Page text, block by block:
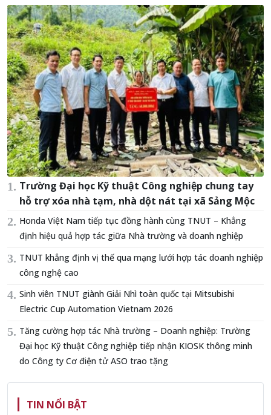
Trường Đại học Kỹ thuật Công nghiệp chung tay
hỗ trợ xóa nhà tạm, nhà dột nát tại xã Sảng Mộc
Honda Việt Nam tiếp tục đồng hành cùng TNUT – Khẳng
định hiệu quả hợp tác giữa Nhà trường và doanh nghiệp
TNUT khẳng định vị thế qua mạng lưới hợp tác doanh nghiệp
công nghệ cao
Sinh viên TNUT giành Giải Nhì toàn quốc tại Mitsubishi
Electric Cup Automation Vietnam 2026
Tăng cường hợp tác Nhà trường – Doanh nghiệp: Trường
Đại học Kỹ thuật Công nghiệp tiếp nhận KIOSK thông minh
do Công ty Cơ điện tử ASO trao tặng
TIN NỔI BẬT